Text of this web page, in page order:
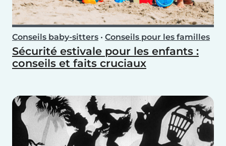
Conseils baby-sitters • Conseils pour les familles
Sécurité estivale pour les enfants :
conseils et faits cruciaux